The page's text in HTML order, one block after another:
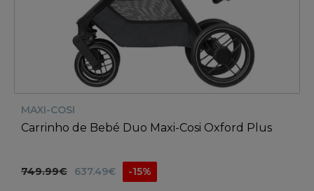
MAXI-COSI
Carrinho de Bebé Duo Maxi-Cosi Oxford Plus
749.99€ 637.49€ -15%